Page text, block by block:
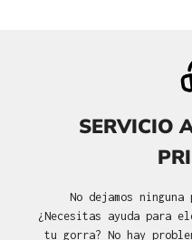
SERVICIO
No dejamos
¿Necesitas ayuda
tu gorra? No hay